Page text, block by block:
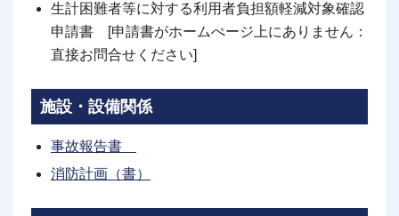
生計困難者等に対する利用者負担額軽減対象確認
申請書 [申請書がホームぺージ上にありません：
直接お問合せください]
施設・設備関係
事故報告書
消防計画（書）